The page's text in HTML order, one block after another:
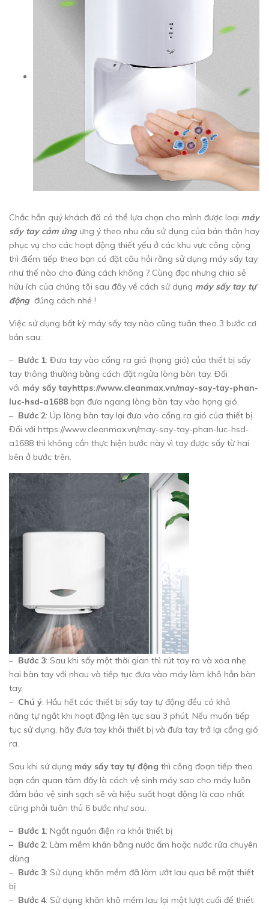
Chắc hẳn quý khách đã có thể lựa chọn cho mình được loại máy
sấy tay cảm ứngưng ý theo nhu cầu sử dụng của bản thân hay
phục vụ cho các hoạt động thiết yếu ở các khu vực công cộng
thì điểm tiếp theo bạn có đặt câu hỏi rằng sử dụng máy sấy tay
như thế nào cho đúng cách không ? Cùng đọc nhưng chia sẻ
hữu ích của chúng tôi sau đây về cách sử dụng máy sấy tay tự
độngđúng cách nhé !
Việc sử dụng bất kỳ máy sấy tay nào cũng tuân theo 3 bước cơ
bản sau:
– Bước 1: Đưa tay vào cổng ra gió (họng gió) của thiết bị sấy
tay thông thường bằng cách đặt ngửa lòng bàn tay. Đối
với máy sấy tayhttps://www.cleanmax.vn/may-say-tay-phan-
luc-hsd-a1688 bạn đưa ngang lòng bàn tay vào họng gió.
– Bước 2: Úp lòng bàn tay lại đưa vào cổng ra gió của thiết bị.
Đối với https://www.cleanmax.vn/may-say-tay-phan-luc-hsd-
a1688 thì không cần thực hiện bước này vì tay được sấy từ hai
bên ở bước trên.
– Bước 3: Sau khi sấy một thời gian thì rút tay ra và xoa nhẹ
hai bàn tay với nhau và tiếp tục đưa vào máy làm khô hẳn bàn
tay.
– Chú ý: Hầu hết các thiết bị sấy tay tự động đều có khả
năng tự ngắt khi hoạt động lên tục sau 3 phút. Nếu muốn tiếp
tục sử dụng, hãy đưa tay khỏi thiết bị và đưa tay trở lại cổng gió
ra.
Sau khi sử dụng máy sấy tay tự động thì công đoạn tiếp theo
bạn cần quan tâm đấy là cách vệ sinh máy sao cho máy luôn
đảm bảo vệ sinh sạch sẽ và hiệu suất hoạt động là cao nhất
cũng phải tuân thủ 6 bước như sau:
– Bước 1: Ngắt nguồn điện ra khỏi thiết bị
– Bước 2: Làm mềm khăn bằng nước ấm hoặc nước rửa chuyên
dùng
– Bước 3: Sử dụng khăn mềm đã làm ướt lau qua bề mặt thiết
bị
– Bước 4: Sử dụng khăn khô mềm lau lại một lượt cuối để thiết